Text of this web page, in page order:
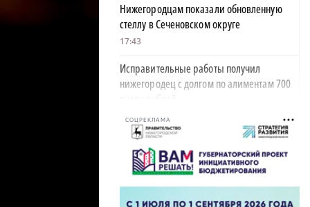
Нижегородцам показали обновленную
стеллу в Сеченовском округе
17:43
Исправительные работы получил
нижегородец с долгом по алиментам 700
тысяч рублей
17:37
Обращения пострадавших продавцов WB
рассмотрят на заседании оперштаба в
августе
17:21
СОЦРЕКЛАМА